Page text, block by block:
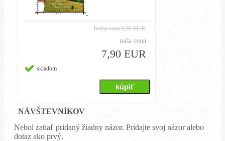
bežná cena9,90 EUR
naša cena
7,90 EUR
skladom
NÁVŠTEVNÍKOV
Nebol zatiaľ pridaný žiadny názor. Pridajte svoj názor alebo
dotaz ako prvý.